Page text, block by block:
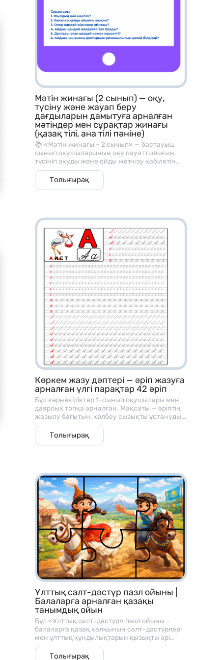
Мәтін жинағы (2 сынып) — оқу,
түсіну және жауап беру
дағдыларын дамытуға арналған
мәтіндер мен сұрақтар жинағы
(қазақ тілі, ана тілі пәніне)
📚 «Мәтін жинағы – 2 сынып» — бастауыш
сынып оқушыларының оқу сауаттылығын,
түсініп оқуды және ойды жеткізу қабілетін
дамытуға арналған әдістемелік материал.
Бұл жинақ әр мәтіннен кейін берілген
түсінуге арналған сұрақтармен, оқу және
Толығырақ
Көркем жазу дәптері — әріп жазуға
арналған үлгі парақтар 42 әріп
Бұл көрнекіліктер 1-сынып оқушылары мен
даярлық топқа арналған. Мақсаты — әріптің
жазылу бағытын, көлбеу сызықты ұстануды
және әріп байланысын үйрету
Толығырақ
Ұлттық салт-дәстүр пазл ойыны |
Балаларға арналған қазақы
танымдық ойын
Бұл «Ұлттық салт-дәстүр» пазл ойыны –
балаларға қазақ халқының салт-дәстүрлері
мен ұлттық құндылықтарын қызықты әрі
көрнекі түрде таныстыруға арналған
танымдық оқу материалы. Ойын пазл
Толығырақ